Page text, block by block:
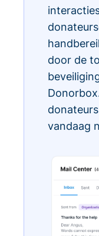
door de
vandaag